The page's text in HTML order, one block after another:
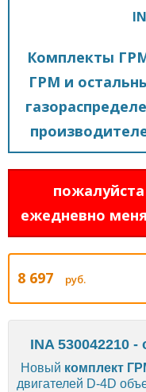
Комплекты
ГРМ и
ежедневно
8 697 руб.
INA 530042210
Новый комплект
двигателей D-4D